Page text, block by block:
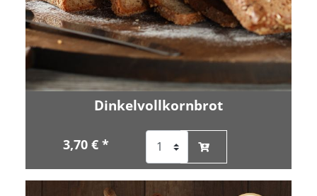
Dinkelvollkornbrot
3,70 € *